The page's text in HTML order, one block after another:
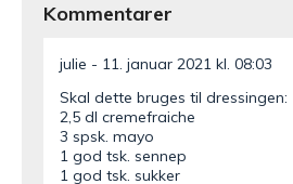
Kommentarer
julie
11. januar 2021 kl. 08:03
Skal dette bruges til dressingen:
2,5 dl cremefraiche
3 spsk. mayo
1 god tsk. sennep
1 god tsk. sukker